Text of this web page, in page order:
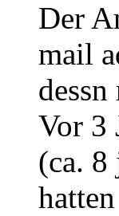
Der
mail
Vor 3
(ca. 8